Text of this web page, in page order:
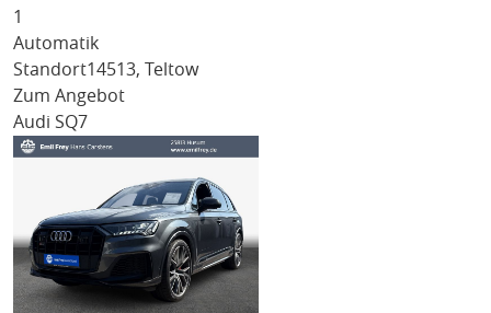
1
Automatik
Standort14513, Teltow
Zum Angebot
Audi SQ7